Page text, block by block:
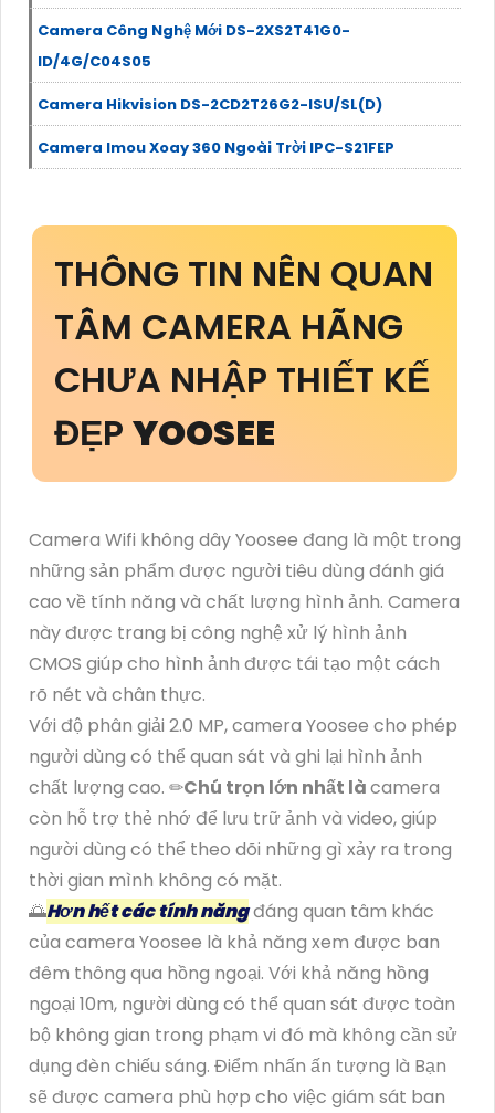
Camera Công Nghệ Mới DS-2XS2T41G0-
ID/4G/C04S05
Camera Hikvision DS-2CD2T26G2-ISU/SL(D)
Camera Imou Xoay 360 Ngoài Trời IPC-S21FEP
THÔNG TIN NÊN QUAN
TÂM CAMERA HÃNG
CHƯA NHẬP THIẾT KẾ
ĐẸP YOOSEE
Camera Wifi không dây Yoosee đang là một trong
những sản phẩm được người tiêu dùng đánh giá
cao về tính năng và chất lượng hình ảnh. Camera
này được trang bị công nghệ xử lý hình ảnh
CMOS giúp cho hình ảnh được tái tạo một cách
rõ nét và chân thực.
Với độ phân giải 2.0 MP, camera Yoosee cho phép
người dùng có thể quan sát và ghi lại hình ảnh
chất lượng cao. ✏Chú trọn lớn nhất làcamera
còn hỗ trợ thẻ nhớ để lưu trữ ảnh và video, giúp
người dùng có thể theo dõi những gì xảy ra trong
thời gian mình không có mặt.
🌅Hơn hết các tính năngđáng quan tâm khác
của camera Yoosee là khả năng xem được ban
đêm thông qua hồng ngoại. Với khả năng hồng
ngoại 10m, người dùng có thể quan sát được toàn
bộ không gian trong phạm vi đó mà không cần sử
dụng đèn chiếu sáng. Điểm nhấn ấn tượng là Bạn
sẽ được camera phù hợp cho việc giám sát ban